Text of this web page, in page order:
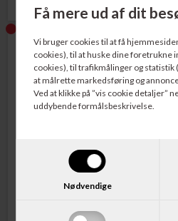
Få mere ud af dit
Vi bruger cookies til at få
cookies), til at huske dine foretrukne
cookies), til trafikmålinger og statistik
at målrette markedsføring og
Ved at klikke på ”vis cookie detaljer”
uddybende formålsbeskrivelse.
Nødvendige
Canon CLI-526M Blækpatron